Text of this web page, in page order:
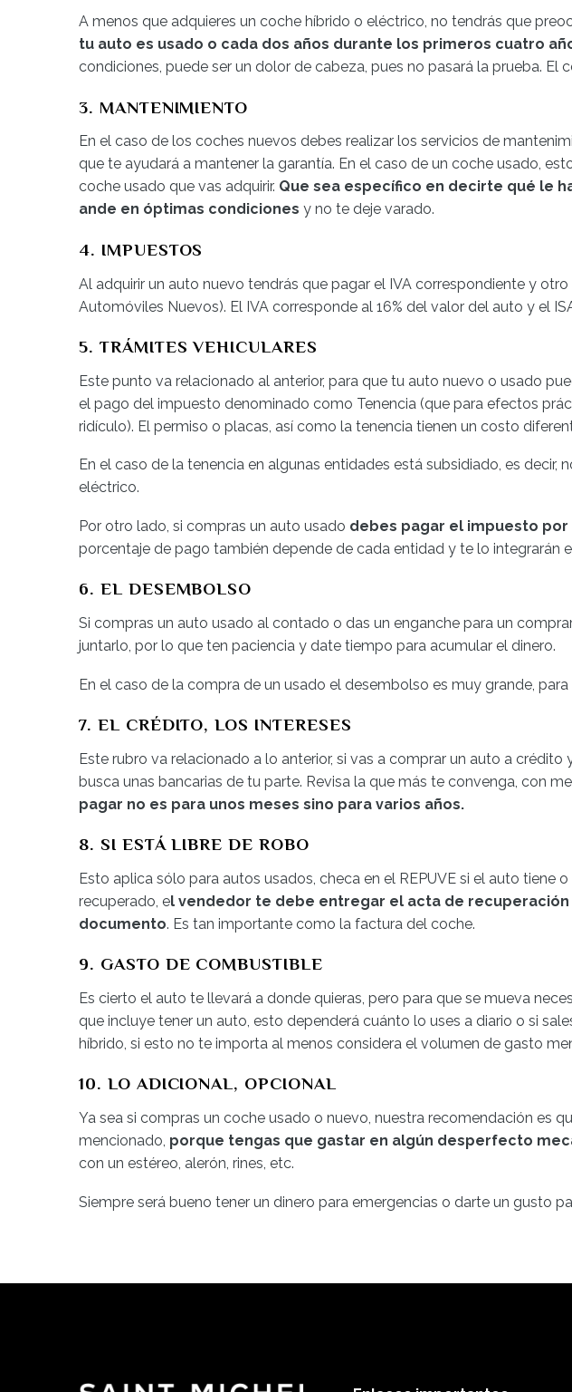
A menos que adquieres un coche híbrido o eléctrico, no tendrás que
tu auto es usado o cada dos años durante los primeros cuatro
condiciones, puede ser un dolor de cabeza, pues no pasará la prueba.
3. MANTENIMIENTO
En el caso de los coches nuevos debes realizar los servicios de
que te ayudará a mantener la garantía. En el caso de un coche usado,
coche usado que vas adquirir. Que sea específico en decirte qué le
ande en óptimas condiciones y no te deje varado.
4. IMPUESTOS
Al adquirir un auto nuevo tendrás que pagar el IVA correspondiente y
Automóviles Nuevos). El IVA corresponde al 16% del valor del auto y el
5. TRÁMITES VEHICULARES
Este punto va relacionado al anterior, para que tu auto nuevo o usado
el pago del impuesto denominado como Tenencia (que para efectos
ridículo). El permiso o placas, así como la tenencia tienen un costo
En el caso de la tenencia en algunas entidades está subsidiado, es
eléctrico.
Por otro lado, si compras un auto usado debes pagar el impuesto
porcentaje de pago también depende de cada entidad y te lo
6. EL DESEMBOLSO
Si compras un auto usado al contado o das un enganche para un
juntarlo, por lo que ten paciencia y date tiempo para acumular el dinero.
En el caso de la compra de un usado el desembolso es muy grande,
7. EL CRÉDITO, LOS INTERESES
Este rubro va relacionado a lo anterior, si vas a comprar un auto a
busca unas bancarias de tu parte. Revisa la que más te convenga, con
pagar no es para unos meses sino para varios años.
8. SI ESTÁ LIBRE DE ROBO
Esto aplica sólo para autos usados, checa en el REPUVE si el auto
recuperado, el vendedor te debe entregar el acta de
documento. Es tan importante como la factura del coche.
9. GASTO DE COMBUSTIBLE
Es cierto el auto te llevará a donde quieras, pero para que se mueva
que incluye tener un auto, esto dependerá cuánto lo uses a diario o si
híbrido, si esto no te importa al menos considera el volumen de gasto
10. LO ADICIONAL, OPCIONAL
Ya sea si compras un coche usado o nuevo, nuestra recomendación es
mencionado, porque tengas que gastar en algún desperfecto
con un estéreo, alerón, rines, etc.
Siempre será bueno tener un dinero para emergencias o darte un gusto